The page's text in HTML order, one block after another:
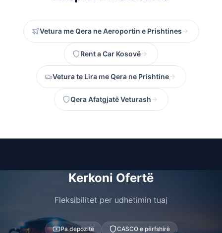
Vetura me Qera ne Aeroportin e Prishtines
Rent a Car Kosovë
Vetura te Lira me Qera ne Prishtine
Qera Afatgjatë Veturash
Kerkoni Ofertë
Fleksibilitet per udhetimin tuaj
Pa depozitë
CASCO e përfshirë